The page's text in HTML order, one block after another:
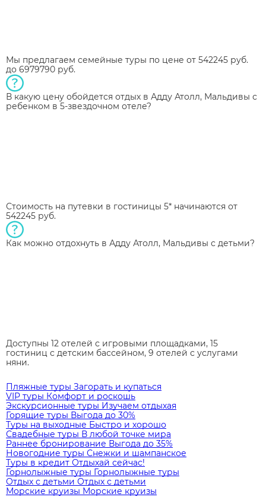
Мы предлагаем семейные туры по цене от 542245 руб.
до 6979790 руб.
В какую цену обойдется отдых в Адду Атолл, Мальдивы с
ребенком в 5-звездочном отеле?
Стоимость на путевки в гостиницы 5* начинаются от
542245 руб.
Как можно отдохнуть в Адду Атолл, Мальдивы с детьми?
Доступны 12 отелей с игровыми площадками, 15
гостиниц с детским бассейном, 9 отелей с услугами
няни.
Пляжные туры Загорать и купаться
VIP туры Комфорт и роскошь
Экскурсионные туры Изучаем отдыхая
Горящие туры Выгода до 30%
Туры на выходные Быстро и хорошо
Свадебные туры В любой точке мира
Раннее бронирование Выгода до 35%
Новогодние туры Снежки и шампанское
Туры в кредит Отдыхай сейчас!
Горнолыжные туры Горнолыжные туры
Отдых с детьми Отдых с детьми
Морские круизы Морские круизы